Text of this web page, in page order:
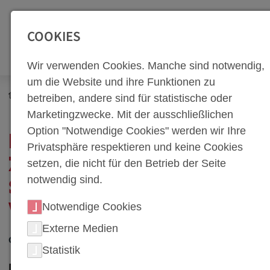
Zur Top Navigation springen [Alt+1]Zur Hauptnavigation
Newsroom
Neuigkeiten
Netzwerk Zukunftsregion Steyr bei weba Werkzeugbau
NETZWERK
ZUKUNFTSREGION
STEYR BEI WEBA
WERKZEUGBAU
02. Mai 2022
COOKIES
Wir verwenden Cookies. Manche sind notwendig,
um die Website und ihre Funktionen zu
betreiben, andere sind für statistische oder
Marketingzwecke. Mit der ausschließlichen
Option "Notwendige Cookies" werden wir Ihre
Privatsphäre respektieren und keine Cookies
setzen, die nicht für den Betrieb der Seite
notwendig sind.
Notwendige Cookies
Externe Medien
Statistik